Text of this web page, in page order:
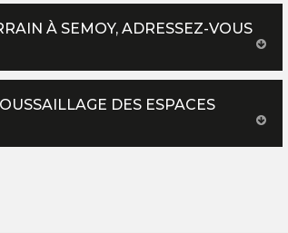
À SEMOY, ADRESSEZ-VOUS
DES ESPACES